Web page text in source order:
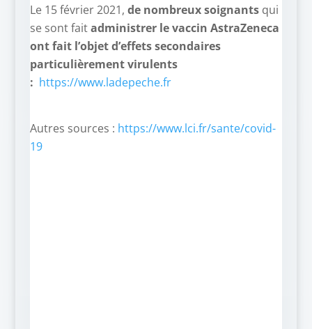
Le 15 février 2021, de nombreux soignantsqui
se sont faitadministrer le vaccin AstraZeneca
ont fait l’objet d’effets secondaires
particulièrement virulents
: https://www.ladepeche.fr
Autres sources : https://www.lci.fr/sante/covid-
19